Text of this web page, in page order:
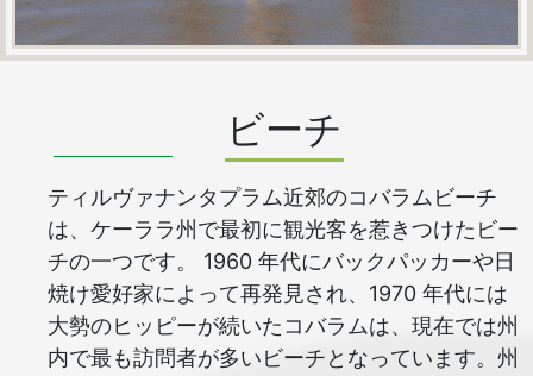
ビーチ
ティルヴァナンタプラム近郊のコバラムビーチ
は、ケーララ州で最初に観光客を惹きつけたビー
チの一つです。 1960 年代にバックパッカーや日
焼け愛好家によって再発見され、1970 年代には
大勢のヒッピーが続いたコバラムは、現在では州
内で最も訪問者が多いビーチとなっています。州